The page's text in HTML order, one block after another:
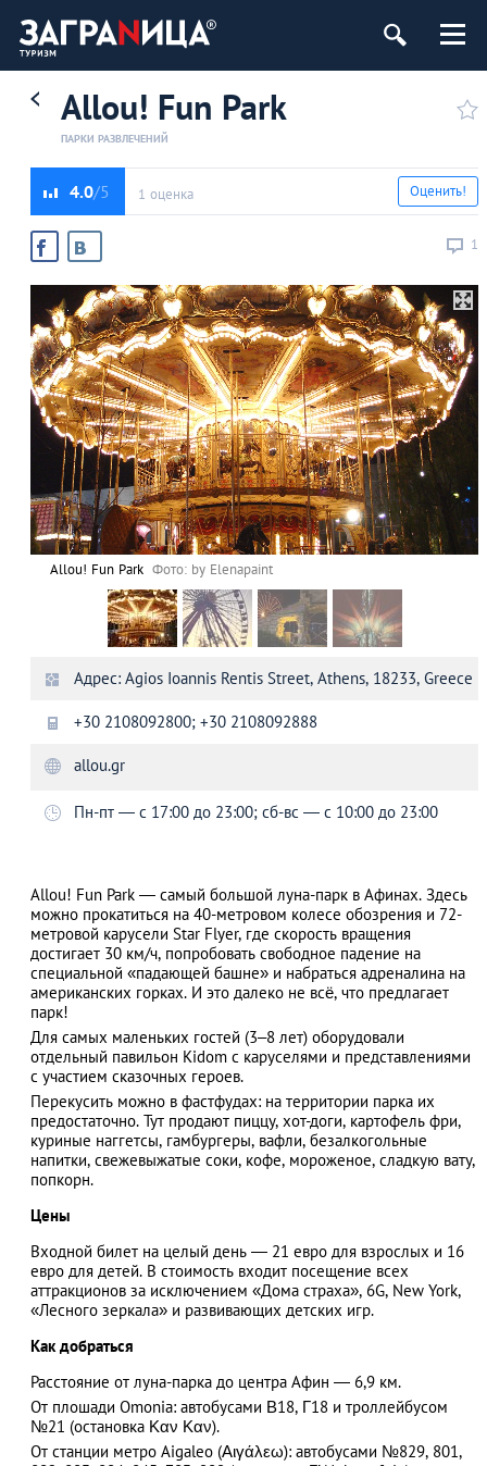
АЗАД
Allou! Fun Park
ПАРКИ РАЗВЛЕЧЕНИЙ
4.0 1 оценка
1
Оценить!
Allou! Fun Park Фото: by Elenapaint
Адрес: Agios Ioannis Rentis Street, Athens, 18233, Greece
+30 2108092800; +30 2108092888
allou.gr
Пн-пт — с 17:00 до 23:00; сб-вс — с 10:00 до 23:00
Allou! Fun Park — самый большой луна-парк в Афинах. Здесь
можно прокатиться на 40-метровом колесе обозрения и 72-
метровой карусели Star Flyer, где скорость вращения
достигает 30 км/ч, попробовать свободное падение на
специальной «падающей башне» и набраться адреналина на
американских горках. И это далеко не всё, что предлагает
парк!
Для самых маленьких гостей (3–8 лет) оборудовали
отдельный павильон Kidom с каруселями и представлениями
с участием сказочных героев.
Перекусить можно в фастфудах: на территории парка их
предостаточно. Тут продают пиццу, хот-доги, картофель фри,
куриные наггетсы, гамбургеры, вафли, безалкогольные
напитки, свежевыжатые соки, кофе, мороженое, сладкую вату,
попкорн.
Цены
Входной билет на целый день — 21 евро для взрослых и 16
евро для детей. В стоимость входит посещение всех
аттракционов за исключением «Дома страха», 6G, New York,
«Лесного зеркала» и развивающих детских игр.
Как добраться
Расстояние от луна-парка до центра Афин — 6,9 км.
От плошади Omonia: автобусами Β18, Γ18 и троллейбусом
№21 (остановка Καν Καν).
От станции метро Aigaleo (Αιγάλεω): автобусами №829, 801,